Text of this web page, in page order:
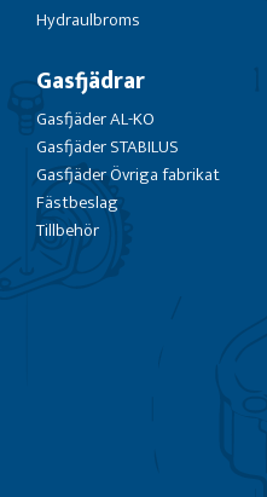
Hydraulbroms
Gasfjädrar
Gasfjäder AL-KO
Gasfjäder STABILUS
Gasfjäder Övriga fabrikat
Fästbeslag
Tillbehör